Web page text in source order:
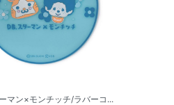
マン×モンチッチ/ラバーコ...